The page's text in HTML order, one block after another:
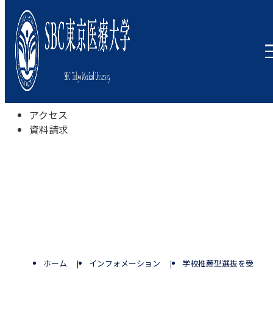
本学について
学びの特色
学部・学科
キャンパスライフ
入試情報
受験相談会
アクセス
資料請求
ホーム インフォメーション 学校推薦型選抜を受験予